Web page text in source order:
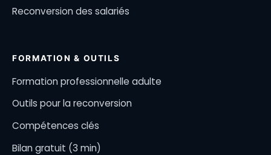
Reconversion des salariés
FORMATION & OUTILS
Formation professionnelle adulte
Outils pour la reconversion
Compétences clés
Bilan gratuit (3 min)